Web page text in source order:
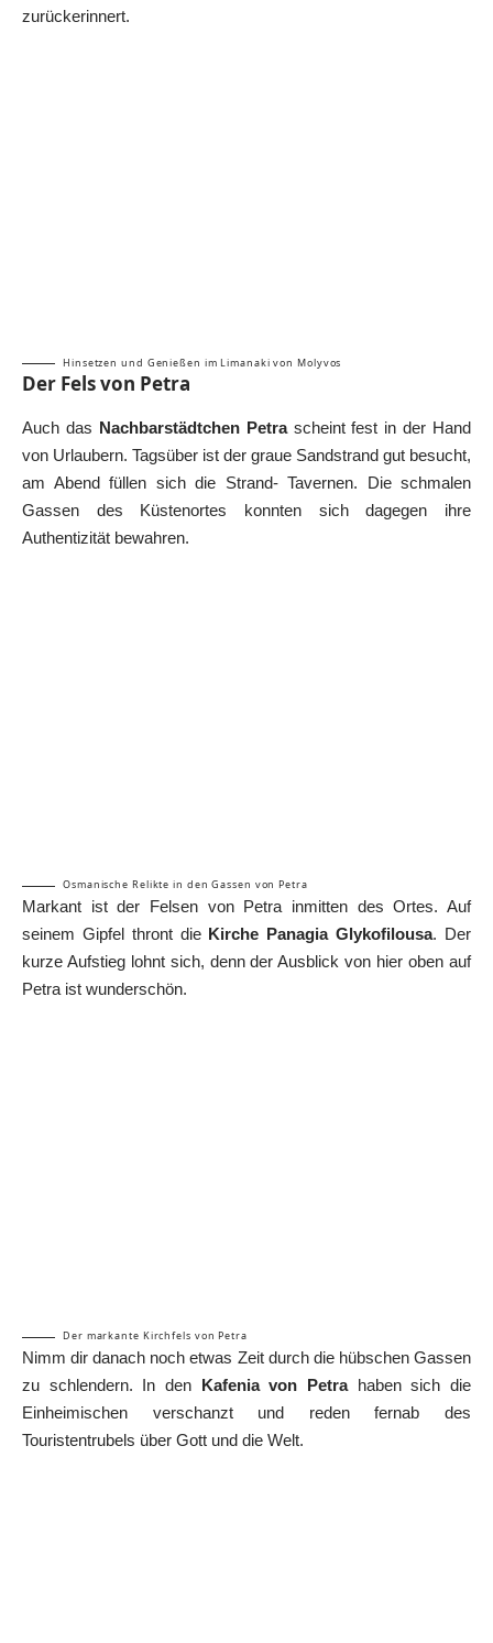
zurückerinnert.
Hinsetzen und Genießen im Limanaki von Molyvos
Der Fels von Petra
Auch das Nachbarstädtchen Petrascheint fest in der Hand
von Urlaubern. Tagsüber ist der graue Sandstrand gut besucht,
am Abend füllen sich die Strand- Tavernen. Die schmalen
Gassen des Küstenortes konnten sich dagegen ihre
Authentizität bewahren.
Osmanische Relikte in den Gassen von Petra
Markant ist der Felsen von Petra inmitten des Ortes. Auf
seinem Gipfel thront die Kirche Panagia Glykofilousa. Der
kurze Aufstieg lohnt sich, denn der Ausblick von hier oben auf
Petra ist wunderschön.
Der markante Kirchfels von Petra
Nimm dir danach noch etwas Zeit durch die hübschen Gassen
zu schlendern. In den Kafenia von Petrahaben sich die
Einheimischen verschanzt und reden fernab des
Touristentrubels über Gott und die Welt.